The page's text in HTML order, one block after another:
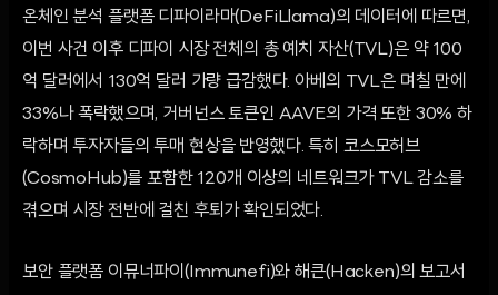
온체인 분석 플랫폼 디파이라마(DeFiLlama)의 데이터에 따르면,
이번 사건 이후 디파이 시장 전체의 총 예치 자산(TVL)은 약 100
억 달러에서 130억 달러 가량 급감했다. 아베의 TVL은 며칠 만에
33%나 폭락했으며, 거버넌스 토큰인 AAVE의 가격 또한 30% 하
락하며 투자자들의 투매 현상을 반영했다. 특히 코스모허브
(CosmoHub)를 포함한 120개 이상의 네트워크가 TVL 감소를
겪으며 시장 전반에 걸친 후퇴가 확인되었다.
보안 플랫폼 이뮤너파이(Immunefi)와 해큰(Hacken)의 보고서